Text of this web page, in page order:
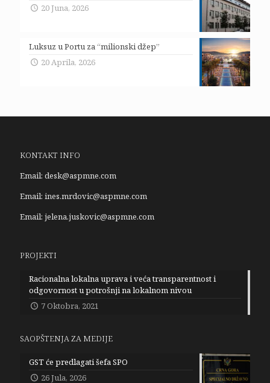
20 Juna, 2026
Luksuz u Portu za “milionski džep”
20 Aprila, 2026
KONTAKT INFO
Email: desk@aspmne.com
Email: ines.mrdovic@aspmne.com
Email: jelena.juskovic@aspmne.com
PROJEKTI
Racionalna lokalna uprava i veća transparentnost i
odgovornost u potrošnji na lokalnom nivou
7 Oktobra, 2021
SAOPŠTENJA ZA MEDIJE
GST će predlagati šefa SPO
26 Jula, 2026